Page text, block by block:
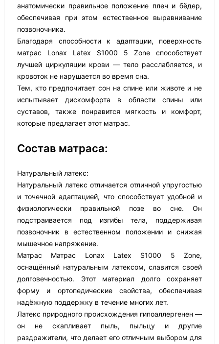
анатомически правильное положение плеч и бёдер,
обеспечивая при этом естественное выравнивание
позвоночника.
Благодаря способности к адаптации, поверхность
матрас Lonax Latex S1000 5 Zone способствует
лучшей циркуляции крови — тело расслабляется, и
кровоток не нарушается во время сна.
Тем, кто предпочитает сон на спине или животе и не
испытывает дискомфорта в области спины или
суставов, также понравится мягкость и комфорт,
которые предлагает этот матрас.
Состав матраса:
Натуральный латекс:
Натуральный латекс отличается отличной упругостью
и точечной адаптацией, что способствует удобной и
физиологически правильной позе во сне. Он
подстраивается под изгибы тела, поддерживая
позвоночник в естественном положении и снижая
мышечное напряжение.
Матрас Матрас Lonax Latex S1000 5 Zone,
оснащённый натуральным латексом, славится своей
долговечностью. Этот материал долго сохраняет
форму и ортопедические свойства, обеспечивая
надёжную поддержку в течение многих лет.
Латекс природного происхождения гипоаллергенен —
он не скапливает пыль, пыльцу и другие
раздражители, что делает его отличным выбором для